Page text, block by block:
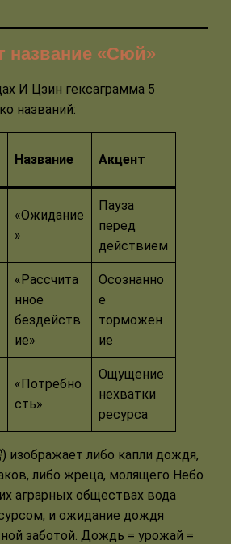
название «Сюй»
И Цзин гексаграмма 5
названий:
Название Акцент
«Ожидание
»
Пауза
перед
действием
«Рассчита
нное
бездейств
ие»
Осознанно
е
торможен
ие
«Потребно
сть»
Ощущение
нехватки
ресурса
) изображает либо капли дождя,
либо жреца, молящего Небо
аграрных обществах вода
и ожидание дождя
заботой. Дождь = урожай =